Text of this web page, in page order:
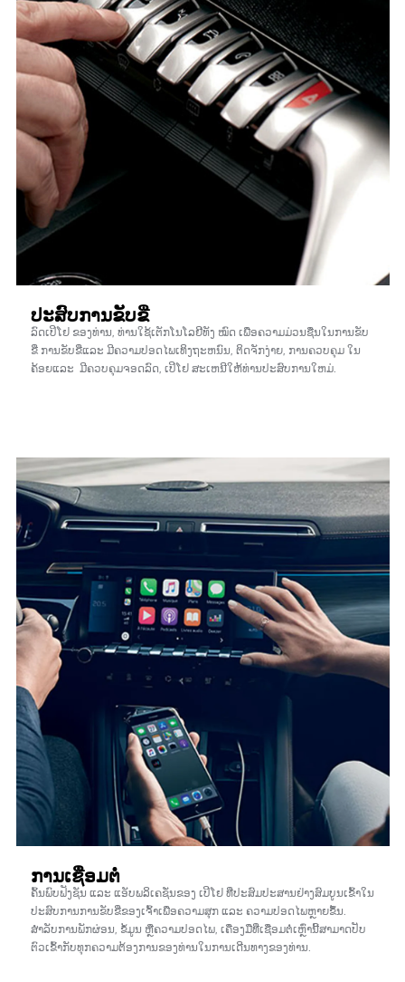
ປະສົບການຂັບຂີ່
ລົດເປິໂຢ ຂອງທ່ານ, ທ່ານໃຊ້ເຕັກໂນໂລຢີທັງ ໝົດ ເພື່ອຄວາມມ່ວນຊື່ນໃນການຂັບ
ຂີ່ ການຂັບຂີ່ແລະ ມີຄວາມປອດໄພເທິງຖະຫນົນ, ຕິດຈັກງ່າຍ, ການຄວບຄຸມ ໃນ
ຄ້ອຍແລະ ມີຄວບຄຸມຈອດລົດ, ເປິໂຢ ສະເຫນີໃຫ້ທ່ານປະສົບການໃຫມ່.
ການເຊື່ອມຕໍ່
ຄົ້ນພົບຟັງຊັນ ແລະ ແອັບພລິເຄຊັ່ນຂອງ ເປິໂຢ ທີ່ປະສົມປະສານຢ່າງສົມບູນເຂົ້າໃນ
ປະສົບການການຂັບຂີ່ຂອງເຈົ້າເພື່ອຄວາມສຸກ ແລະ ຄວາມປອດໄພຫຼາຍຂຶ້ນ.
ສຳລັບການພັກຜ່ອນ, ຂໍ້ມູນ ຫຼືຄວາມປອດໄພ, ເຄື່ອງມືທີ່ເຊື່ອມຕໍ່ເຫຼົ່ານີ້ສາມາດປັບ
ຕົວເຂົ້າກັບທຸກຄວາມຕ້ອງການຂອງທ່ານໃນການເດີນທາງຂອງທ່ານ.